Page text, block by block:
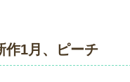
作1月、ピーチ